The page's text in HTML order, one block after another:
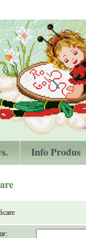
Info Produs